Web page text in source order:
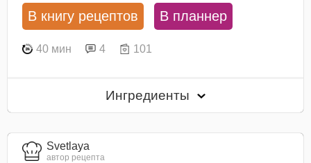
В книгу рецептов В планнер
40 мин 4 101
Ингредиенты
Svetlaya
автор рецепта